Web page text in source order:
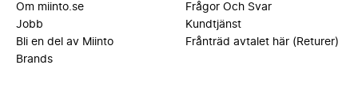
Om miinto.se
Jobb
Bli en del av Miinto
Brands
Frågor Och Svar
Kundtjänst
Frånträd avtalet här (Returer)